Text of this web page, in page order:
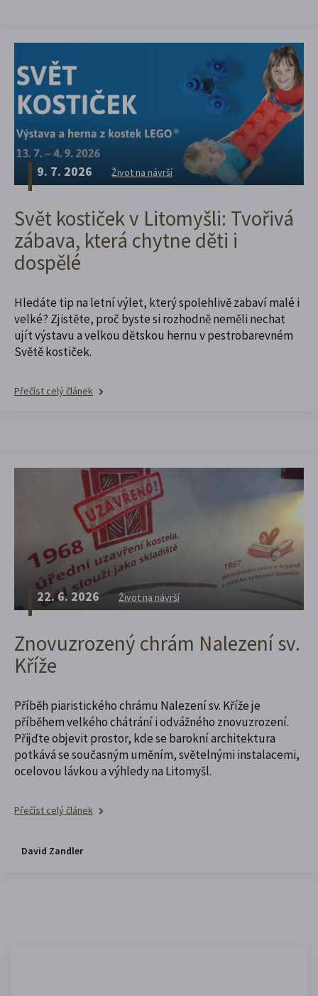
9. 7. 2026 Život na návrší
Svět kostiček v Litomyšli: Tvořivá
zábava, která chytne děti i
dospělé
Hledáte tip na letní výlet, který spolehlivě zabaví malé i
velké? Zjistěte, proč byste si rozhodně neměli nechat
ujít výstavu a velkou dětskou hernu v pestrobarevném
Světě kostiček.
Přečíst celý článek
22. 6. 2026 Život na návrší
Znovuzrozený chrám Nalezení sv.
Kříže
Příběh piaristického chrámu Nalezení sv. Kříže je
příběhem velkého chátrání i odvážného znovuzrození.
Přijďte objevit prostor, kde se barokní architektura
potkává se současným uměním, světelnými instalacemi,
ocelovou lávkou a výhledy na Litomyšl.
Přečíst celý článek
David Zandler